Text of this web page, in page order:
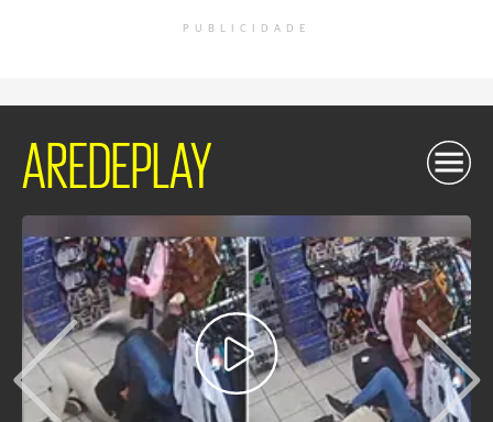
PUBLICIDADE
AREDEPLAY